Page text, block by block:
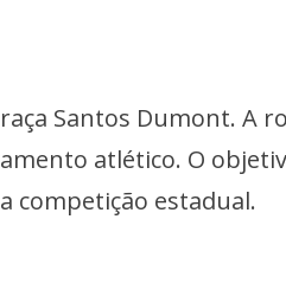
Santos Dumont. A
atlético. O
competição estadual.